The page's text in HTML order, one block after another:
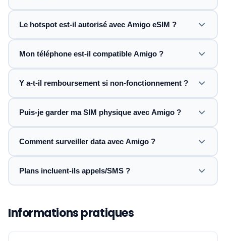
Le hotspot est-il autorisé avec Amigo eSIM ?
Mon téléphone est-il compatible Amigo ?
Y a-t-il remboursement si non-fonctionnement ?
Puis-je garder ma SIM physique avec Amigo ?
Comment surveiller data avec Amigo ?
Plans incluent-ils appels/SMS ?
Informations pratiques